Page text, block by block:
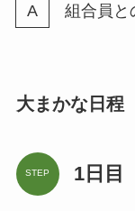
組合員と
大まかな日程
STEP 1日目